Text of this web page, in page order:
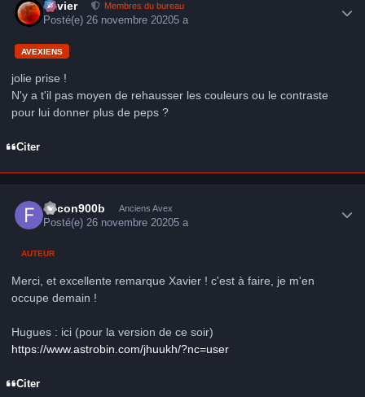
Xavier Membres du bureau
Posté(e)26 novembre 20205 a
AVEXIENS
jolie prise !
N'y a t'il pas moyen de rehausser les couleurs ou le contraste
pour lui donner plus de peps ?
Citer
falcon900b Anciens Avex
Posté(e)26 novembre 20205 a
AUTEUR
Merci, et excellente remarque Xavier ! c'est à faire, je m'en
occupe demain !
Hugues : ici (pour la version de ce soir)
https://www.astrobin.com/jhuukh/?nc=user
Citer